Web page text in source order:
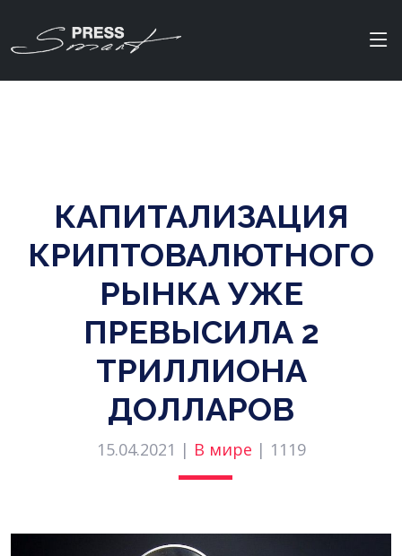
КАПИТАЛИЗАЦИЯ
КРИПТОВАЛЮТНОГО
РЫНКА УЖЕ
ПРЕВЫСИЛА 2
ТРИЛЛИОНА
ДОЛЛАРОВ
15.04.2021 | В мире | 1119